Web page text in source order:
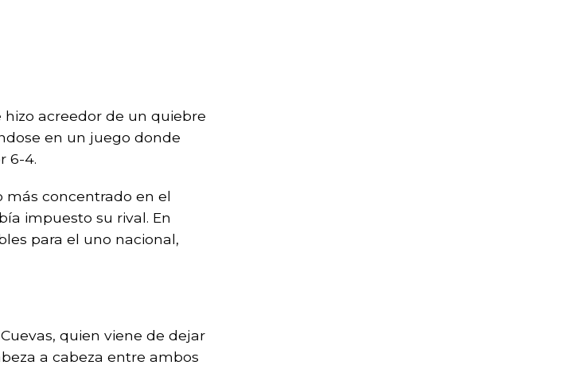
hizo acreedor de un quiebre
en un juego donde
6-4.
más concentrado en el
impuesto su rival. En
para el uno nacional,
quien viene de dejar
a cabeza entre ambos